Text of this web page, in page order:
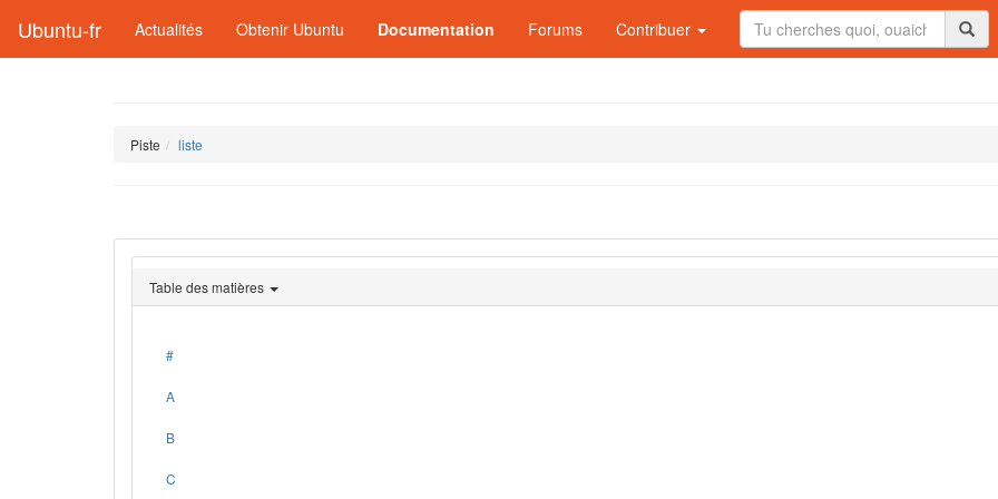
Ubuntu-fr Actualités Obtenir Ubuntu Documentation Forums Contribuer
Piste liste
Table des matières
#
A
B
C